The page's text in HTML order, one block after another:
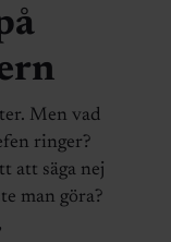
Men vad
ringer?
att säga nej
man göra?